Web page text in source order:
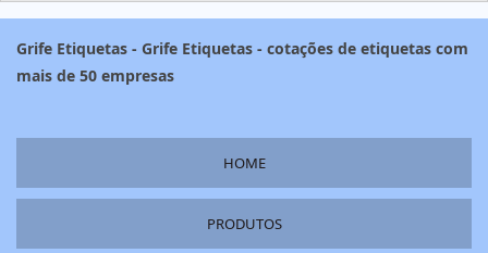
Grife Etiquetas - Grife Etiquetas - cotações de etiquetas com
mais de 50 empresas
HOME
PRODUTOS